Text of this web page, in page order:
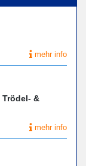
mehr info
&
mehr info